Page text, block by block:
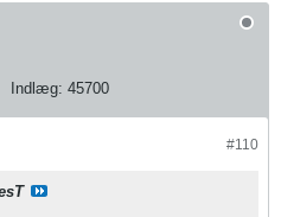
Indlæg: 45700
#110